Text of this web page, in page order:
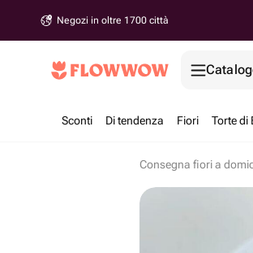
Negozi in oltre 1700 città
Sconti Di tendenza Fiori Torte di
Consegna fiori a